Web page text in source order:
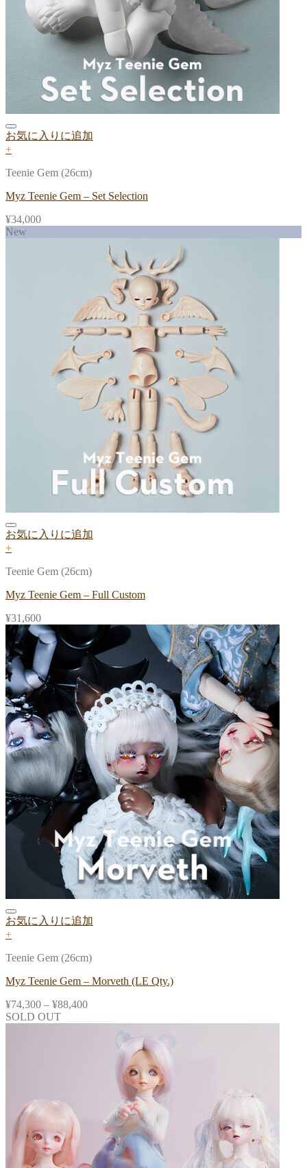
お気に入りに追加
+
Teenie Gem (26cm)
Myz Teenie Gem – Set Selection
¥34,000
New
お気に入りに追加
+
Teenie Gem (26cm)
Myz Teenie Gem – Full Custom
¥31,600
お気に入りに追加
+
Teenie Gem (26cm)
Myz Teenie Gem – Morveth (LE Qty.)
¥74,300 – ¥88,400
SOLD OUT